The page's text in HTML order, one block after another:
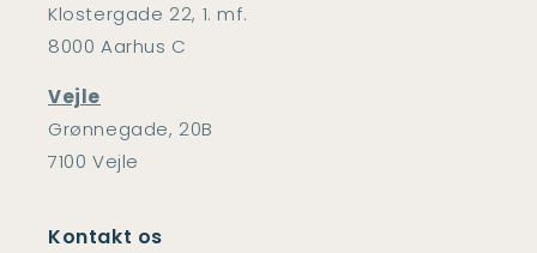
Klostergade 22, 1. mf.
8000 Aarhus C
Vejle
Grønnegade, 20B
7100 Vejle
Kontakt os